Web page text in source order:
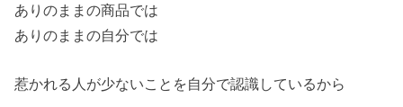
ありのままの商品では
ありのままの自分では
惹かれる人が少ないことを自分で認識しているから